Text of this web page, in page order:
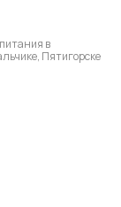
в
Пятигорске